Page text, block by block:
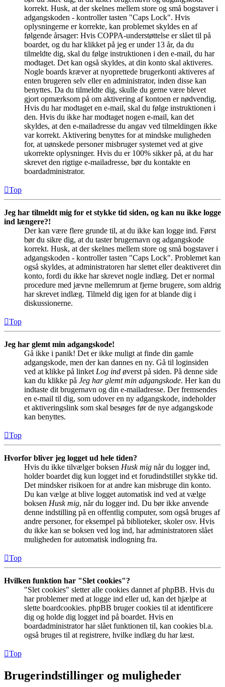
korrekt. Husk, at der skelnes mellem store og små bogstaver i
adgangskoden - kontroller tasten "Caps Lock". Hvis
oplysningerne er korrekte, kan problemet skyldes en af
følgende årsager: Hvis COPPA-understøttelse er slået til på
boardet, og du har klikket på jeg er under 13 år, da du
tilmeldte dig, skal du følge instruktionen i den e-mail, du har
modtaget. Det kan også skyldes, at din konto skal aktiveres.
Nogle boards kræver at nyoprettede brugerkonti aktiveres af
enten brugeren selv eller en administrator, inden disse kan
benyttes. Da du tilmeldte dig, skulle du gerne være blevet
gjort opmærksom på om aktivering af kontoen er nødvendig.
Hvis du har modtaget en e-mail, skal du følge instruktionen i
den. Hvis du ikke har modtaget nogen e-mail, kan det
skyldes, at den e-mailadresse du angav ved tilmeldingen ikke
var korrekt. Aktivering benyttes for at mindske muligheden
for, at uønskede personer misbruger systemet ved at give
ukorrekte oplysninger. Hvis du er 100% sikker på, at du har
skrevet den rigtige e-mailadresse, bør du kontakte en
boardadministrator.
Top
Jeg har tilmeldt mig for et stykke tid siden, og kan nu ikke logge
ind længere?!
Der kan være flere grunde til, at du ikke kan logge ind. Først
bør du sikre dig, at du taster brugernavn og adgangskode
korrekt. Husk, at der skelnes mellem store og små bogstaver i
adgangskoden - kontroller tasten "Caps Lock". Problemet kan
også skyldes, at administratoren har slettet eller deaktiveret din
konto, fordi du ikke har skrevet nogle indlæg. Det er normal
procedure med jævne mellemrum at fjerne brugere, som aldrig
har skrevet indlæg. Tilmeld dig igen for at blande dig i
diskussionerne.
Top
Jeg har glemt min adgangskode!
Gå ikke i panik! Det er ikke muligt at finde din gamle
adgangskode, men der kan dannes en ny. Gå til loginsiden
ved at klikke på linket Log ind øverst på siden. På denne side
kan du klikke på Jeg har glemt min adgangskode. Her kan du
indtaste dit brugernavn og din e-mailadresse. Der fremsendes
en e-mail til dig, som udover en ny adgangskode, indeholder
et aktiveringslink som skal besøges før de nye adgangskode
kan benyttes.
Top
Hvorfor bliver jeg logget ud hele tiden?
Hvis du ikke tilvælger boksen Husk mig når du logger ind,
holder boardet dig kun logget ind et forudindstillet stykke tid.
Det mindsker risikoen for at andre kan misbruge din konto.
Du kan vælge at blive logget automatisk ind ved at vælge
boksen Husk mig, når du logger ind. Du bør ikke anvende
denne indstilling på en offentlig computer, som også bruges af
andre personer, for eksempel på biblioteker, skoler osv. Hvis
du ikke kan se boksen ved log ind, har administratoren slået
muligheden for automatisk indlogning fra.
Top
Hvilken funktion har "Slet cookies"?
"Slet cookies" sletter alle cookies dannet af phpBB. Hvis du
har problemer med at logge ind eller ud, kan det hjælpe at
slette boardcookies. phpBB bruger cookies til at identificere
dig og holde dig logget ind på boardet. Hvis en
boardadministrator har slået funktionen til, kan cookies bl.a.
også bruges til at registrere, hvilke indlæg du har læst.
Top
Brugerindstillinger og muligheder